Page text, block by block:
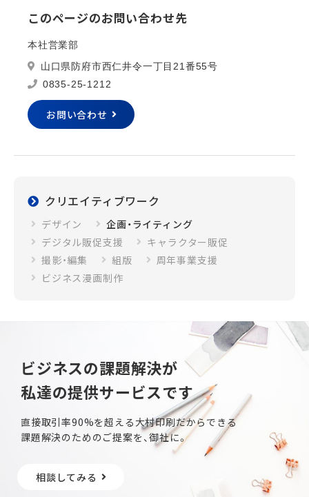
このページのお問い合わせ先
本社営業部
山口県防府市西仁井令一丁目21番55号
0835-25-1212
お問い合わせ
クリエイティブワーク
デザイン
企画・ライティング
デジタル販促支援
キャラクター販促
撮影・編集
組版
周年事業支援
ビジネス漫画制作
ビジネスの課題解決が
私達の提供サービスです
直接取引率90%を超える大村印刷だからできる
課題解決のためのご提案を、御社に。
相談してみる